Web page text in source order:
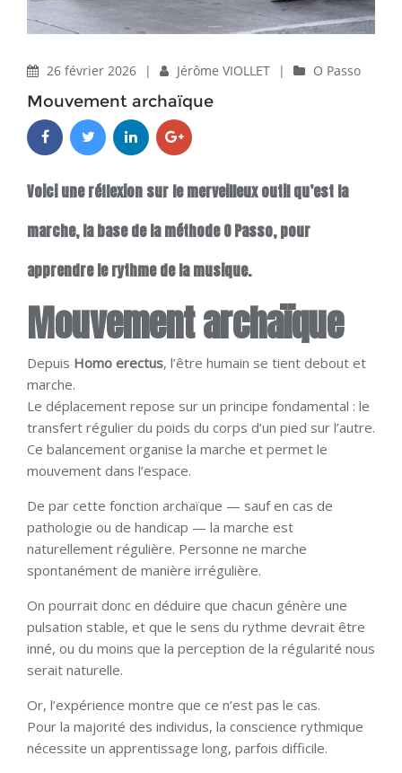
26 février 2026 | Jérôme VIOLLET | O Passo
Mouvement archaïque
Voici une réflexion sur le merveilleux outil qu’est la
marche, la base de la méthode O Passo, pour
apprendre le rythme de la musique.
Mouvement archaïque
Depuis Homo erectus, l’être humain se tient debout et
marche.
Le déplacement repose sur un principe fondamental : le
transfert régulier du poids du corps d’un pied sur l’autre.
Ce balancement organise la marche et permet le
mouvement dans l’espace.
De par cette fonction archaïque — sauf en cas de
pathologie ou de handicap — la marche est
naturellement régulière. Personne ne marche
spontanément de manière irrégulière.
On pourrait donc en déduire que chacun génère une
pulsation stable, et que le sens du rythme devrait être
inné, ou du moins que la perception de la régularité nous
serait naturelle.
Or, l’expérience montre que ce n’est pas le cas.
Pour la majorité des individus, la conscience rythmique
nécessite un apprentissage long, parfois difficile.